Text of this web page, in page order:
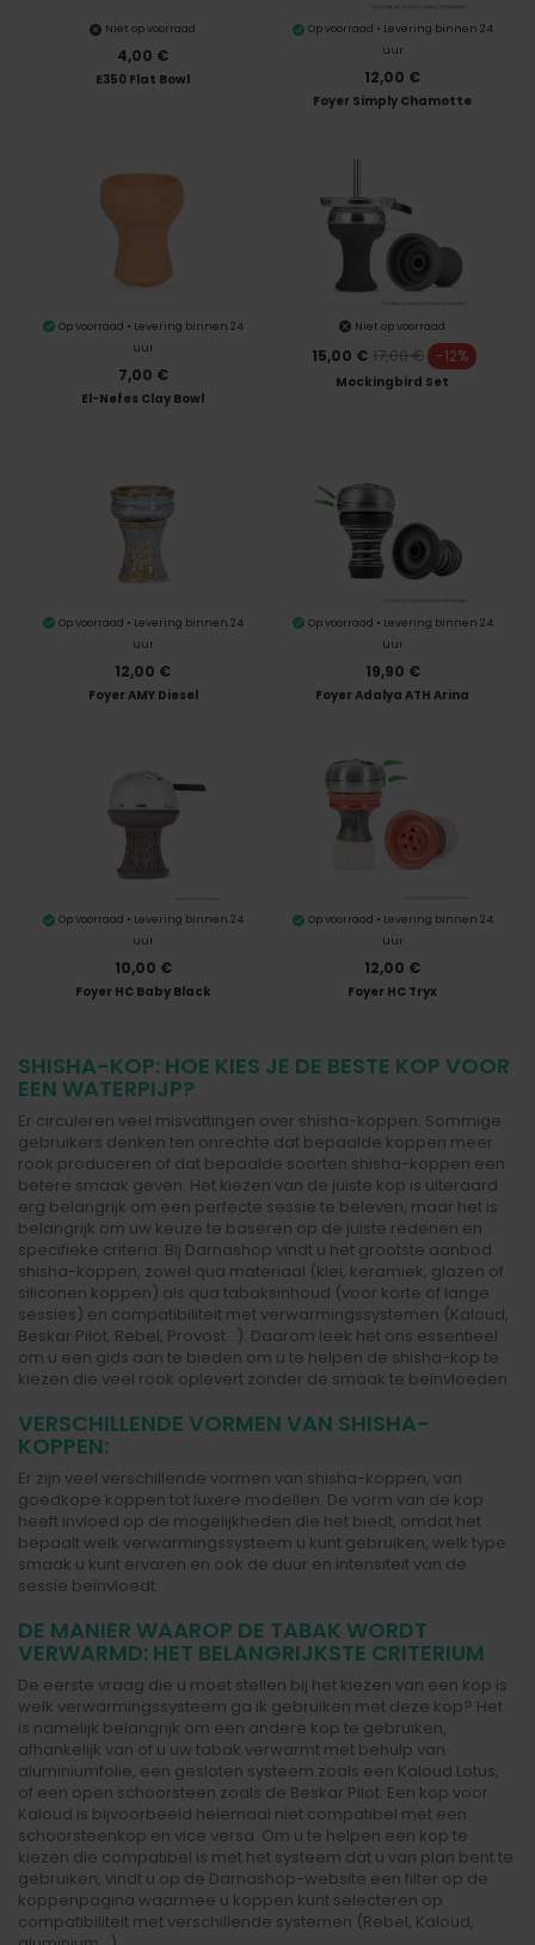
Niet op voorraad
4,00 €
E350 Flat Bowl
Op voorraad • Levering binnen 24
uur
12,00 €
Foyer Simply Chamotte
Op voorraad • Levering binnen 24
uur
7,00 €
El-Nefes Clay Bowl
Niet op voorraad
15,00 € 17,00 € -12%
Mockingbird Set
Op voorraad • Levering binnen 24
uur
12,00 €
Foyer AMY Diesel
Op voorraad • Levering binnen 24
uur
19,90 €
Foyer Adalya ATH Arina
Op voorraad • Levering binnen 24
uur
10,00 €
Foyer HC Baby Black
Op voorraad • Levering binnen 24
uur
12,00 €
Foyer HC Tryx
SHISHA-KOP: HOE KIES JE DE BESTE KOP VOOR
EEN WATERPIJP?
Er circuleren veel misvattingen over shisha-koppen. Sommige
gebruikers denken ten onrechte dat bepaalde koppen meer
rook produceren of dat bepaalde soorten shisha-koppen een
betere smaak geven. Het kiezen van de juiste kop is uiteraard
erg belangrijk om een perfecte sessie te beleven, maar het is
belangrijk om uw keuze te baseren op de juiste redenen en
specifieke criteria. Bij Darnashop vindt u het grootste aanbod
shisha-koppen, zowel qua materiaal (klei, keramiek, glazen of
siliconen koppen) als qua tabaksinhoud (voor korte of lange
sessies) en compatibiliteit met verwarmingssystemen (Kaloud,
Beskar Pilot, Rebel, Provost...). Daarom leek het ons essentieel
om u een gids aan te bieden om u te helpen de shisha-kop te
kiezen die veel rook oplevert zonder de smaak te beïnvloeden.
VERSCHILLENDE VORMEN VAN SHISHA-
KOPPEN:
Er zijn veel verschillende vormen van shisha-koppen, van
goedkope koppen tot luxere modellen. De vorm van de kop
heeft invloed op de mogelijkheden die het biedt, omdat het
bepaalt welk verwarmingssysteem u kunt gebruiken, welk type
smaak u kunt ervaren en ook de duur en intensiteit van de
sessie beïnvloedt.
DE MANIER WAAROP DE TABAK WORDT
VERWARMD: HET BELANGRIJKSTE CRITERIUM
De eerste vraag die u moet stellen bij het kiezen van een kop is:
welk verwarmingssysteem ga ik gebruiken met deze kop? Het
is namelijk belangrijk om een andere kop te gebruiken,
afhankelijk van of u uw tabak verwarmt met behulp van
aluminiumfolie, een gesloten systeem zoals een Kaloud Lotus,
of een open schoorsteen zoals de Beskar Pilot. Een kop voor
Kaloud is bijvoorbeeld helemaal niet compatibel met een
schoorsteenkop en vice versa. Om u te helpen een kop te
kiezen die compatibel is met het systeem dat u van plan bent te
gebruiken, vindt u op de Darnashop-website een filter op de
koppenpagina waarmee u koppen kunt selecteren op
compatibiliteit met verschillende systemen (Rebel, Kaloud,